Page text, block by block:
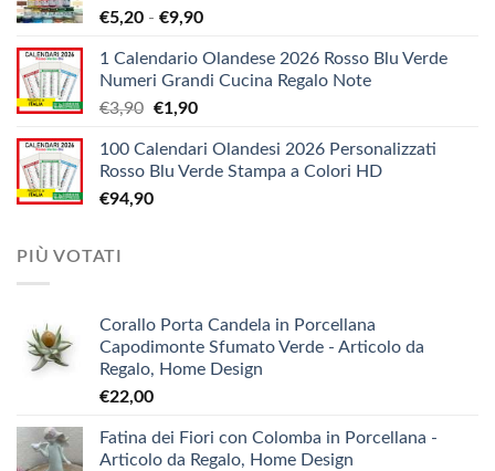
€12,10
€5,20 - €9,90Fascia
prezzo:
da
€9,90
1 Calendario Olandese 2026 Rosso Blu Verde
Numeri Grandi Cucina Regalo Note
€3,90 Il
originale
era:
€3,90.
€1,90Il
attuale
è:
100 Calendari Olandesi 2026 Personalizzati
Rosso Blu Verde Stampa a Colori HD
€94,90
PIÙ VOTATI
Corallo Porta Candela in Porcellana
Capodimonte Sfumato Verde - Articolo da
Regalo, Home Design
€22,00
Fatina dei Fiori con Colomba in Porcellana -
Articolo da Regalo, Home Design